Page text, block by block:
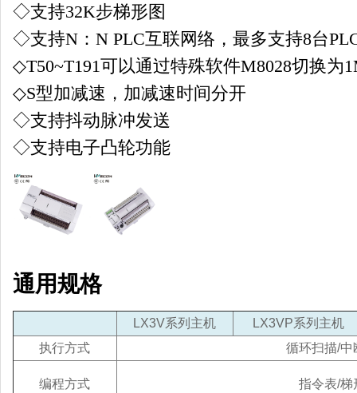
◇支持32K步梯形图
◇支持N：N PLC互联网络，最多支持8台
◇T50~T191可以通过特殊软件M8028切换为
◇S型加减速，加减速时间分开
◇支持抖动脉冲发送
◇支持电子凸轮功能
通用规格
LX3V系列主机
LX3VP系列主机
执行方式
循环扫描/中
编程方式 指令表/梯